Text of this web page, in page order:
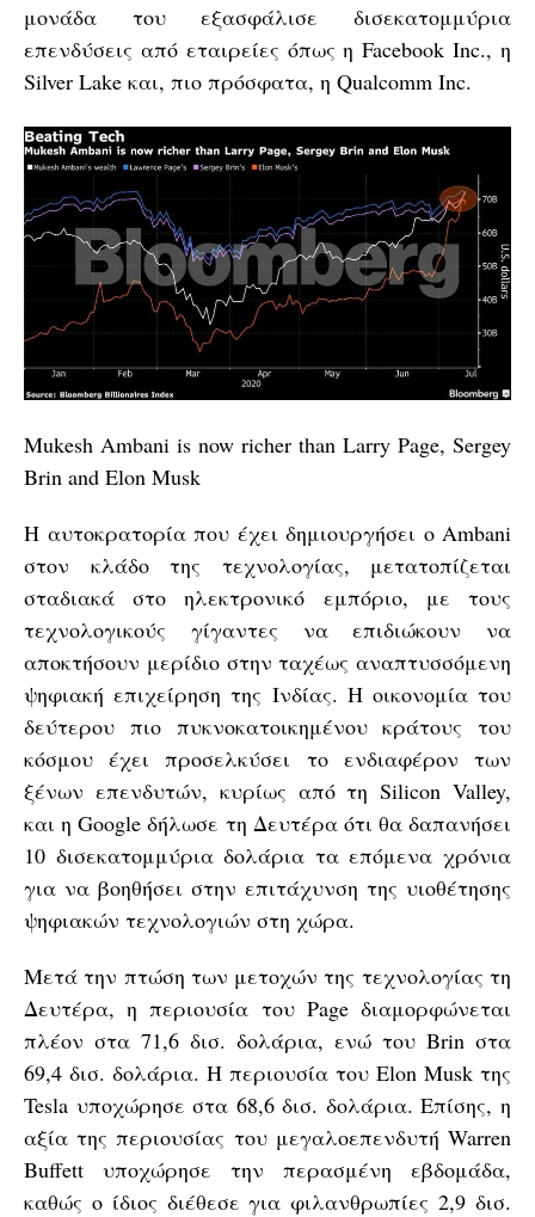
μονάδα του εξασφάλισε δισεκατομμύρια
επενδύσεις από εταιρείες όπως η Facebook Inc., η
Silver Lake και, πιο πρόσφατα, η Qualcomm Inc.
Mukesh Ambani is now richer than Larry Page, Sergey
Brin and Elon Musk
Η αυτοκρατορία που έχει δημιουργήσει ο Ambani
στον κλάδο της τεχνολογίας, μετατοπίζεται
σταδιακά στο ηλεκτρονικό εμπόριο, με τους
τεχνολογικούς γίγαντες να επιδιώκουν να
αποκτήσουν μερίδιο στην ταχέως αναπτυσσόμενη
ψηφιακή επιχείρηση της Ινδίας. Η οικονομία του
δεύτερου πιο πυκνοκατοικημένου κράτους του
κόσμου έχει προσελκύσει το ενδιαφέρον των
ξένων επενδυτών, κυρίως από τη Silicon Valley,
και η Google δήλωσε τη Δευτέρα ότι θα δαπανήσει
10 δισεκατομμύρια δολάρια τα επόμενα χρόνια
για να βοηθήσει στην επιτάχυνση της υιοθέτησης
ψηφιακών τεχνολογιών στη χώρα.
Μετά την πτώση των μετοχών της τεχνολογίας τη
Δευτέρα, η περιουσία του Page διαμορφώνεται
πλέον στα 71,6 δισ. δολάρια, ενώ του Brin στα
69,4 δισ. δολάρια. Η περιουσία του Elon Musk της
Tesla υποχώρησε στα 68,6 δισ. δολάρια. Επίσης, η
αξία της περιουσίας του μεγαλοεπενδυτή Warren
Buffett υποχώρησε την περασμένη εβδομάδα,
καθώς ο ίδιος διέθεσε για φιλανθρωπίες 2,9 δισ.